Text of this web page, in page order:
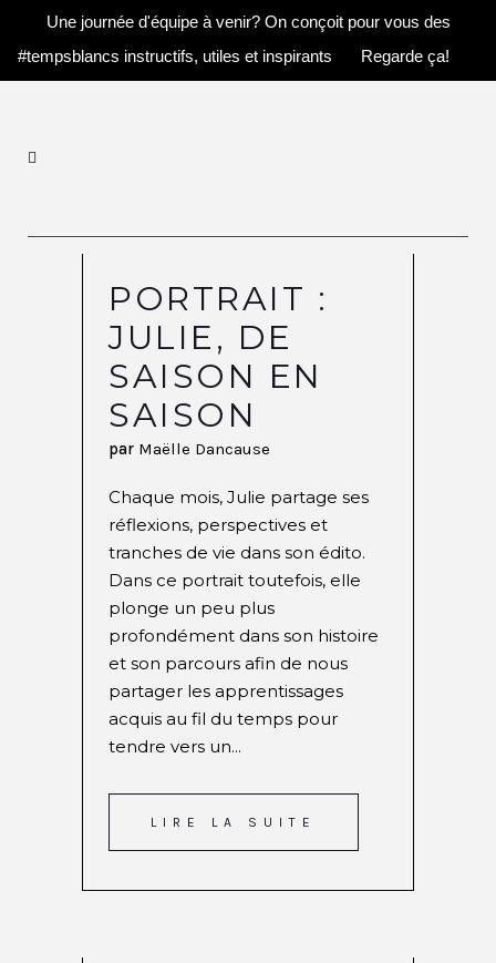
Une journée d'équipe à venir? On conçoit pour vous des
#tempsblancs instructifs, utiles et inspirants
Regarde ça!
PORTRAIT :
JULIE, DE
SAISON EN
SAISON
par Maëlle Dancause
Chaque mois, Julie partage ses
réflexions, perspectives et
tranches de vie dans son édito.
Dans ce portrait toutefois, elle
plonge un peu plus
profondément dans son histoire
et son parcours afin de nous
partager les apprentissages
acquis au fil du temps pour
tendre vers un...
LIRE LA SUITE